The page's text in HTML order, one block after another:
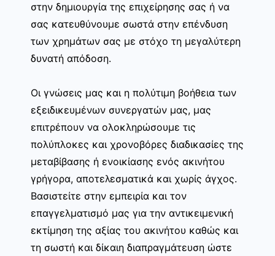
στην δημιουργία της επιχείρησης σας ή να
σας κατευθύνουμε σωστά στην επένδυση
των χρημάτων σας με στόχο τη μεγαλύτερη
δυνατή απόδοση.
Οι γνώσεις μας και η πολύτιμη βοήθεια των
εξειδικευμένων συνεργατών μας, μας
επιτρέπουν να ολοκληρώσουμε τις
πολύπλοκες και χρονοβόρες διαδικασίες της
μεταβίβασης ή ενοικίασης ενός ακινήτου
γρήγορα, αποτελεσματικά και χωρίς άγχος.
Βασιστείτε στην εμπειρία και τον
επαγγελματισμό μας για την αντικειμενική
εκτίμηση της αξίας του ακινήτου καθώς και
τη σωστή και δίκαιη διαπραγμάτευση ώστε